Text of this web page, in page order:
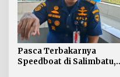
Pasca Terbakarnya
Speedboat di Salimbatu,